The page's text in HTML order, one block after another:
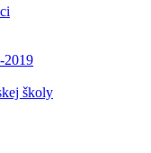
2019
školy